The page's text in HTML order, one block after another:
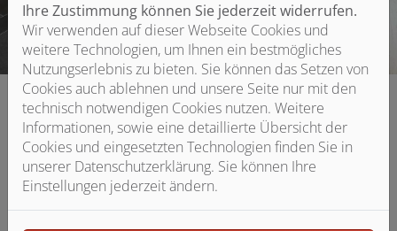
Cookie-Consent-Tool öffnen
Ihre Zustimmung können Sie jederzeit widerrufen.
Wir verwenden auf dieser Webseite Cookies und
weitere Technologien, um Ihnen ein bestmögliches
Nutzungserlebnis zu bieten. Sie können das Setzen von
Cookies auch ablehnen und unsere Seite nur mit den
technisch notwendigen Cookies nutzen. Weitere
Informationen, sowie eine detaillierte Übersicht der
Cookies und eingesetzten Technologien finden Sie in
unserer Datenschutzerklärung. Sie können Ihre
Einstellungen jederzeit ändern.